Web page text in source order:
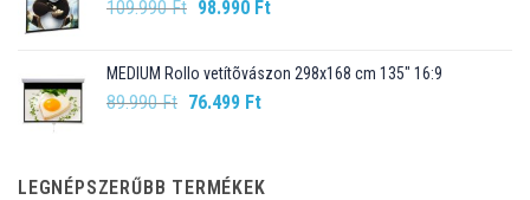
109.990Ft Original
109.990 Ft.
98.990 FtCurrent
98.990 Ft.
MEDIUM Rollo vetítõvászon 298x168 cm 135" 16:9
89.990Ft Original
89.990 Ft.
76.499 FtCurrent
76.499 Ft.
LEGNÉPSZERŰBB TERMÉKEK